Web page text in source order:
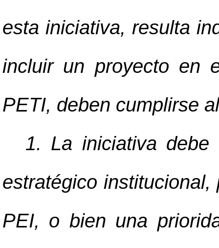
esta iniciativa, resulta
incluir un proyecto en
PETI, deben cumplirse
1. La iniciativa
estratégico
PEI, o bien una